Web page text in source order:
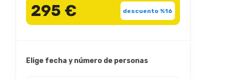
295 € descuento %16
Elige fecha y número de personas